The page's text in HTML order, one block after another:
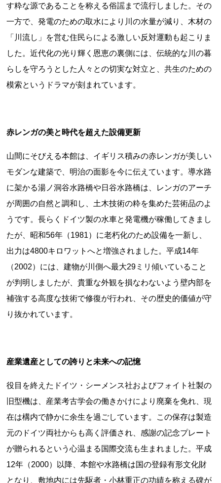
二ヶ領用水 橋野高炉
都道府県から探す
全国
北海道
青森県 岩手県 宮城県
秋田県
山形県
群馬県
千葉県
東京都
神奈川県
中部地方
新潟県
富山県 石川県 福井県
山梨県
長野県
岐阜県 静岡県 愛知県
近畿地方
三重県
滋賀県
鳥取県
島根県 岡山県 広島県
四国地方
徳島県
香川県 愛媛県 高知県
九州・沖縄地方
福岡県
佐賀県 長崎県 熊本県
大分県
宮崎県
鹿児島県 沖縄県
す粋な源であることを称える俗謡まで流行しました。その
一方で、発電のための取水により川の水量が減り、木材の
「川流し」を営む住民らによる激しい反対運動も起こりま
した。近代化の光り輝く恩恵の裏側には、伝統的な川の暮
らしを守ろうとした人々との切実な対立と、共生のための
模索というドラマが刻まれています。
赤レンガの美と時代を超えた設備更新
山間にそびえる本館は、イギリス積みの赤レンガが美しい
モダンな建築で、明治の面影を今に伝えています。導水路
に架かる湯ノ洞谷水路橋や日谷水路橋は、レンガのアーチ
が周囲の自然と調和し、土木技術の粋を集めた芸術品のよ
うです。長らくドイツ製の水車と発電機が稼働してきまし
たが、昭和56年（1981）に老朽化のため設備を一新し、
出力は4800キロワットへと増強されました。平成14年
（2002）には、建物が川側へ最大29ミリ傾いていること
が判明しましたが、貴重な外観を損なわないよう壁内部を
補強する高度な技術で修復が行われ、その歴史的価値が守
り抜かれています。
産業遺産としての誇りと未来への記憶
役目を終えたドイツ・シーメンス社およびフォイト社製の
旧型機は、産業考古学会の働きかけにより廃棄を免れ、現
在は構内で静かに余生を過ごしています。この保存は製造
元のドイツ両社からも高く評価され、感謝の記念プレート
が贈られるという心温まる国際交流も生まれました。平成
12年（2000）以降、本館や水路橋は国の登録有形文化財
となり、敷地内には先駆者・小林重正の功績を称える碑が